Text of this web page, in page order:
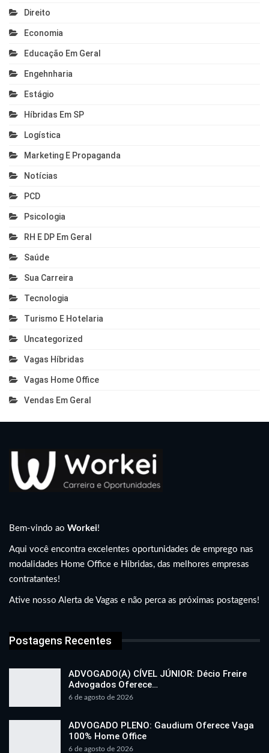
Direito
Economia
Educação Em Geral
Engehnharia
Estágio
Híbridas Em SP
Logística
Marketing E Propaganda
Notícias
PCD
Psicologia
RH E DP Em Geral
Saúde
Sua Carreira
Tecnologia
Turismo E Hotelaria
Uncategorized
Vagas Híbridas
Vagas Home Office
Vendas Em Geral
Bem-vindo ao Workei!
Aqui você encontra excelentes oportunidades de emprego nas
modalidades Home Office e Híbridas, das melhores empresas
contratantes!
Ative nosso Alerta de Vagas e não perca as próximas postagens!
Postagens Recentes
ADVOGADO(A) CÍVEL JÚNIOR: Décio Freire
Advogados Oferece…
6 de agosto de 2026
ADVOGADO PLENO: Gaudium Oferece Vaga
100% Home Office
6 de agosto de 2026